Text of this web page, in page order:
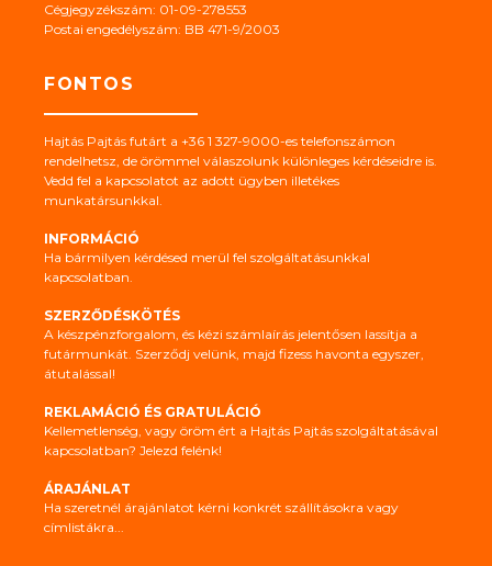
Cégjegyzékszám: 01-09-278553
Postai engedélyszám: BB 471-9/2003
FONTOS
Hajtás Pajtás futárt a +36 1 327-9000-es telefonszámon
rendelhetsz, de örömmel válaszolunk különleges kérdéseidre is.
Vedd fel a kapcsolatot az adott ügyben illetékes
munkatársunkkal.
INFORMÁCIÓ
Ha bármilyen kérdésed merül fel szolgáltatásunkkal
kapcsolatban.
SZERZŐDÉSKÖTÉS
A készpénzforgalom, és kézi számlaírás jelentősen lassítja a
futármunkát. Szerződj velünk, majd fizess havonta egyszer,
átutalással!
REKLAMÁCIÓ ÉS GRATULÁCIÓ
Kellemetlenség, vagy öröm ért a Hajtás Pajtás szolgáltatásával
kapcsolatban? Jelezd felénk!
ÁRAJÁNLAT
Ha szeretnél árajánlatot kérni konkrét szállításokra vagy
címlistákra...